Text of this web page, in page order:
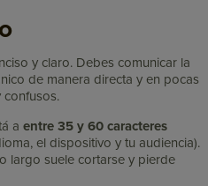
y claro. Debes comunicar la
de manera directa y en pocas
confusos.
aentre 35 y 60 caracteres
el dispositivo y tu audiencia).
largo suele cortarse y pierde